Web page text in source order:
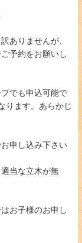
ありませんが、
予約をお願いし
でも申込可能で
ります。あらかじ
申し込み下さい
当な立木が無
お子様のお申し